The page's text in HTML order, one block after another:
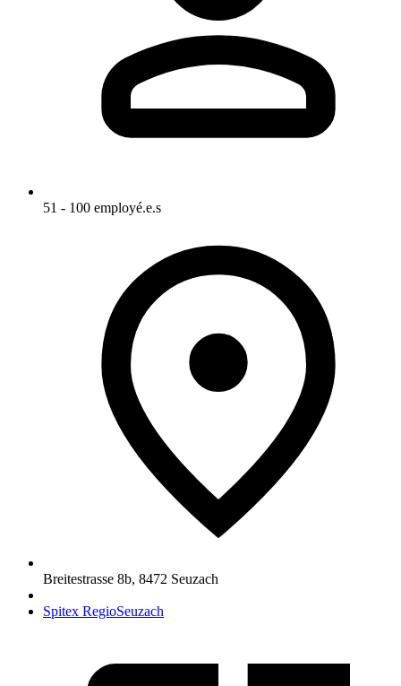
51 - 100 employé.e.s
Breitestrasse 8b, 8472 Seuzach
Spitex RegioSeuzach